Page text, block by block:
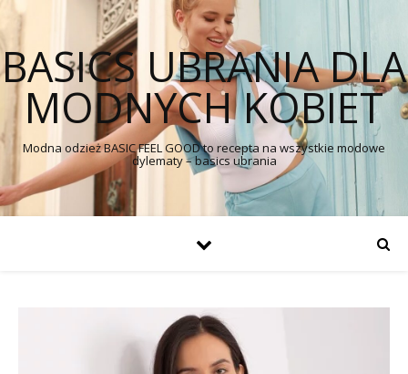
BASICS UBRANIA DLA
MODNYCH KOBIET
Modna odzież BASIC FEEL GOOD to recepta na wszystkie modowe
dylematy – basics ubrania